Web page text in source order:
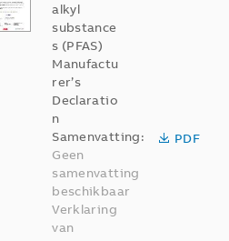
alkyl
substance
s (PFAS)
Manufactu
rer’s
Declaratio
n
Samenvatting:
Geen
samenvatting
beschikbaar
Verklaring
van
PDF